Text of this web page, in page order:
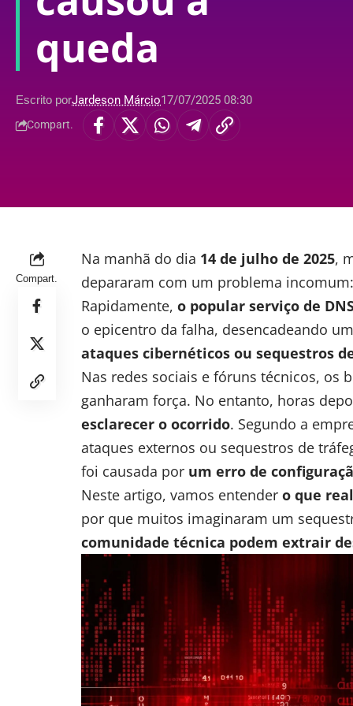
queda
Escrito porJardeson Márcio17/07/2025 08:30
Compart.
Compart.
Na manhã do dia 14 de julho de 2025,
depararam com um problema
Rapidamente, o popular serviço de
o epicentro da falha, desencadeando
ataques cibernéticos ou sequestros
Nas redes sociais e fóruns técnicos, os
ganharam força. No entanto, horas
esclarecer o ocorrido. Segundo a
ataques externos ou sequestros de
foi causada por um erro de
Neste artigo, vamos entender o que
por que muitos imaginaram um
comunidade técnica podem extrair